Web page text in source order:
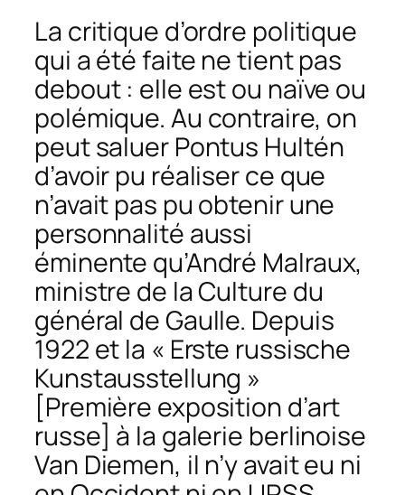
La critique d’ordre politique
qui a été faite ne tient pas
debout : elle est ou naïve ou
polémique. Au contraire, on
peut saluer Pontus Hultén
d’avoir pu réaliser ce que
n’avait pas pu obtenir une
personnalité aussi
éminente qu’André Malraux,
ministre de la Culture du
général de Gaulle. Depuis
1922 et la « Erste russische
Kunstausstellung »
[Première exposition d’art
russe] à la galerie berlinoise
Van Diemen, il n’y avait eu ni